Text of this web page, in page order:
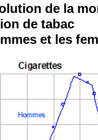
de la
de tabac
et les